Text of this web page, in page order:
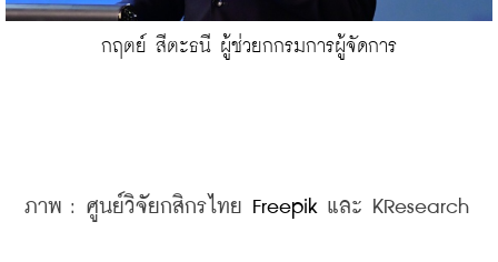
กฤตย์ สีตะธนี ผู้ช่วยกกรมการผู้จัดการ
ภาพ : ศูนย์วิจัยกสิกรไทย Freepik และ KResearch